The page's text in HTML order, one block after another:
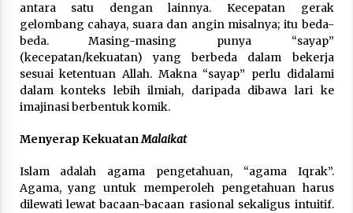
antara satu dengan lainnya. Kecepatan gerak
gelombang cahaya, suara dan angin misalnya; itu beda-
beda. Masing-masing punya “sayap”
(kecepatan/kekuatan) yang berbeda dalam bekerja
sesuai ketentuan Allah. Makna “sayap” perlu didalami
dalam konteks lebih ilmiah, daripada dibawa lari ke
imajinasi berbentuk komik.
Menyerap KekuatanMalaikat
Islam adalah agama pengetahuan, “agama Iqrak”.
Agama, yang untuk memperoleh pengetahuan harus
dilewati lewat bacaan-bacaan rasional sekaligus intuitif.